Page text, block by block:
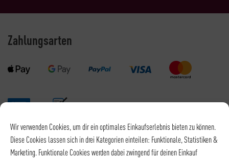
Wir verwenden Cookies, um dir ein optimales Einkaufserlebnis bieten zu können.
Diese Cookies lassen sich in drei Kategorien einteilen: Funktionale, Statistiken &
Marketing. Funktionale Cookies werden dabei zwingend für deinen Einkauf
Zahlungsarten
Versandpartner